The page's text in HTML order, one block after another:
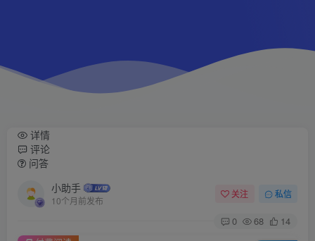
详情
评论
问答
小助手
10个月前发布
关注 私信
0 68
14